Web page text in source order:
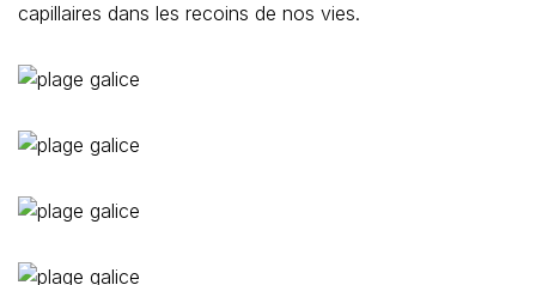
capillaires dans les recoins de nos vies.